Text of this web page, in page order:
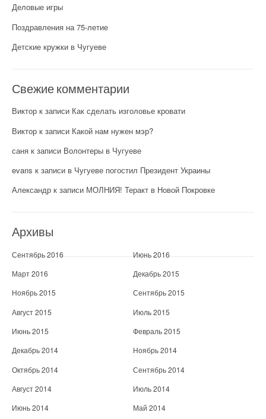
Деловые игры
Поздравления на 75-летие
Детские кружки в Чугуеве
Свежие комментарии
Виктор к записи Как сделать изголовье кровати
Виктор к записи Какой нам нужен мэр?
саня к записи Волонтеры в Чугуеве
evans к записи в Чугуеве погостил Президент Украины
Александр к записи МОЛНИЯ! Теракт в Новой Покровке
Архивы
Сентябрь 2016
Июнь 2016
Март 2016
Декабрь 2015
Ноябрь 2015
Сентябрь 2015
Август 2015
Июль 2015
Июнь 2015
Февраль 2015
Декабрь 2014
Ноябрь 2014
Октябрь 2014
Сентябрь 2014
Август 2014
Июль 2014
Июнь 2014
Май 2014